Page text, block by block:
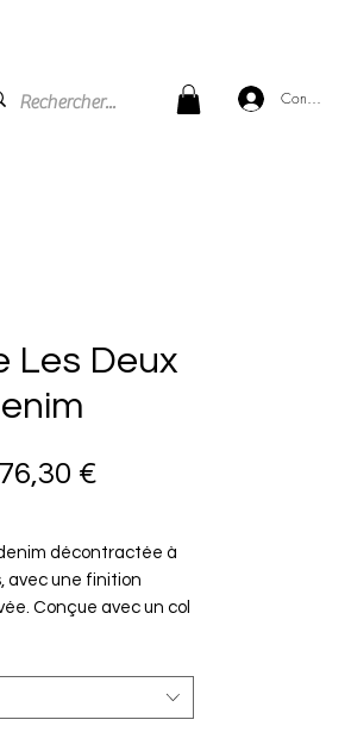
Connexion
Les Deux
original
76,30 €
décontractée à
avec une finition
Conçue avec un col
pour un look simple